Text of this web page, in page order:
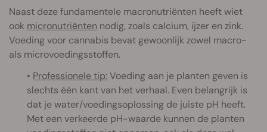
Naast deze fundamentele macronutriënten heeft wiet
ook micronutriënten nodig, zoals calcium, ijzer en zink.
Voeding voor cannabis bevat gewoonlijk zowel macro-
als microvoedingsstoffen.
• Professionele tip:Voeding aan je planten geven is
slechts één kant van het verhaal. Even belangrijk is
dat je water/voedingsoplossing de juiste pH heeft.
Met een verkeerde pH-waarde kunnen de planten